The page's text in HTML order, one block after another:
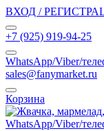
ВХОД /
+7 (925) 919-94-25
WhatsApp/Viber/
sales@fanymarket.ru
Корзина
WhatsApp/Viber/